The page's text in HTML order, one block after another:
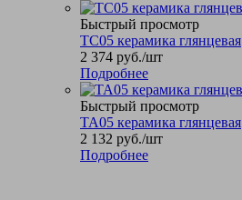
Быстрый просмотр
TC05 керамика глянцевая
2 374 руб./шт
Подробнее
Быстрый просмотр
TA05 керамика глянцевая
2 132 руб./шт
Подробнее